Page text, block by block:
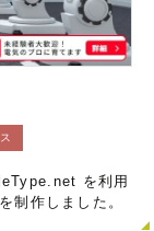
を利用
制作しました。